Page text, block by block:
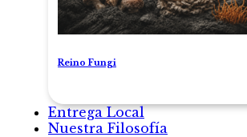
Reino Fungi
Entrega Local
Nuestra Filosofía